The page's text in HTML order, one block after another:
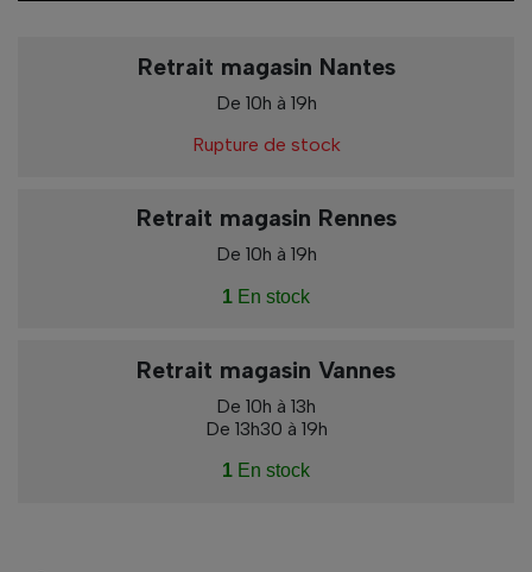
Retrait magasin Nantes
De 10h à 19h
Rupture de stock
Retrait magasin Rennes
De 10h à 19h
1 En stock
Retrait magasin Vannes
De 10h à 13h
De 13h30 à 19h
1 En stock